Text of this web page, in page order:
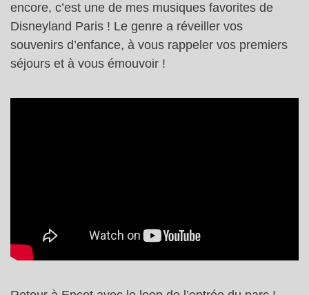
encore, c’est une de mes musiques favorites de
Disneyland Paris ! Le genre a réveiller vos
souvenirs d’enfance, à vous rappeler vos premiers
séjours et à vous émouvoir !